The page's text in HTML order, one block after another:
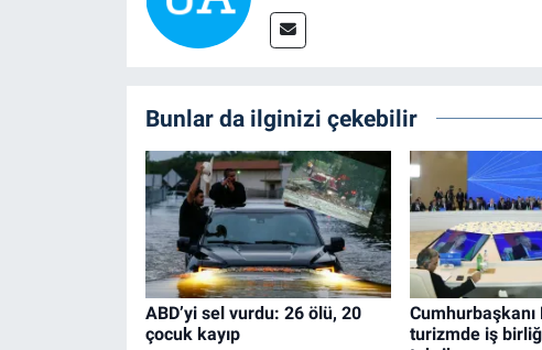
Bunlar da ilginizi çekebilir
ABD’yi sel vurdu: 26 ölü, 20
çocuk kayıp
Cumhurbaşkanı
turizmde iş